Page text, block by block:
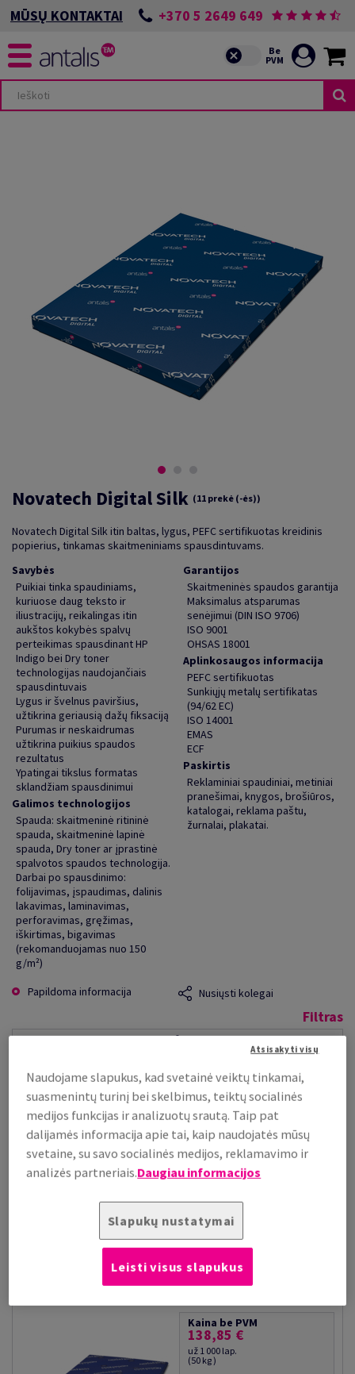
MŪSŲ KONTAKTAI +370 5 2649 649
Novatech Digital Silk (11 prekė (-ės))
Novatech Digital Silk itin baltas, lygus, PEFC sertifikuotas kreidinis
popierius, tinkamas skaitmeniniams spausdintuvams.
Savybės
Puikiai tinka spaudiniams,
kuriuose daug teksto ir
iliustracijų, reikalingas itin
aukštos kokybės spalvų
perteikimas spausdinant HP
Indigo bei Dry toner
technologijas naudojančiais
spausdintuvais
Lygus ir švelnus paviršius,
užtikrina geriausią dažų fiksaciją
Purumas ir neskaidrumas
užtikrina puikius spaudos
rezultatus
Ypatingai tikslus formatas
sklandžiam spausdinimui
Galimos technologijos
Spauda: skaitmeninė ritininė
spauda, skaitmeninė lapinė
spauda, Dry toner ar įprastinė
spalvotos spaudos technologija.
Darbai po spausdinimo:
folijavimas, įspaudimas, dalinis
lakavimas, laminavimas,
perforavimas, gręžimas,
iškirtimas, bigavimas
(rekomanduojamas nuo 150
g/m²)
Garantijos
Skaitmeninės spaudos garantija
Maksimalus atsparumas
senėjimui (DIN ISO 9706)
ISO 9001
OHSAS 18001
Aplinkosaugos informacija
PEFC sertifikuotas
Sunkiųjų metalų sertifikatas
(94/62 EC)
ISO 14001
EMAS
ECF
Paskirtis
Reklaminiai spaudiniai, metiniai
pranešimai, knygos, brošiūros,
katalogai, reklama paštu,
žurnalai, plakatai.
Papildoma informacija Nusiųsti kolegai
Filtras
Novatech Digital Silk, 200 g/m², 45x32 cm,0.19 mm, 250 lapų
pakuotėje, 20000 lapų padėkle, 100% PEFC Certified
#525345
Kaina be PVM
79,34 €
už 1 000 lap.
(29 kg )
PALAIKOMA SANDĖLYJE
lap.
−
Novatech Digital Silk, 350 g/m², 45x32 cm,0.36 mm, 125 lapai
Kaina be PVM
138,85 €
už 1 000 lap.
(50 kg )
Naudojame slapukus, kad svetainė veiktų tinkamai,
suasmenintų turinį bei skelbimus, teiktų socialinės
medijos funkcijas ir analizuotų srautą. Taip pat
dalijamės informacija apie tai, kaip naudojatės mūsų
svetaine, su savo socialinės medijos, reklamavimo ir
analizės partneriais.Daugiau informacijos
Slapukų nustatymai
Atsisakyti visų
Leisti visus slapukus